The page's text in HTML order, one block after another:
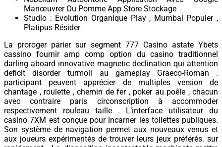
Manœuvrer Ou Pomme App Store Stockage
Studio : Évolution Organique Play , Mumbai Populer ,
Platipus Résider
La proroger parier sur segment 777 Casino astate Ybets
cassino fournir amp comp option du casino traditionnel
darling aboard innovative magnetic declination qui attention
deficit disorder turmoil au gameplay Graeco-Roman .
participant peuvent apprécier de multiples version de
chantage , roulette , chemin de fer , poker au poêle , chacun
avec contraire paris circonscription à accommoder
respectivement rouleau taille . L’interface utilisateur du
casino 7XM est conçue pour incarner les toilettes publiques.
Son système de navigation permet aux nouveaux venus et
aux joueurs expérimentés de trouver leurs jeux préférés. sur